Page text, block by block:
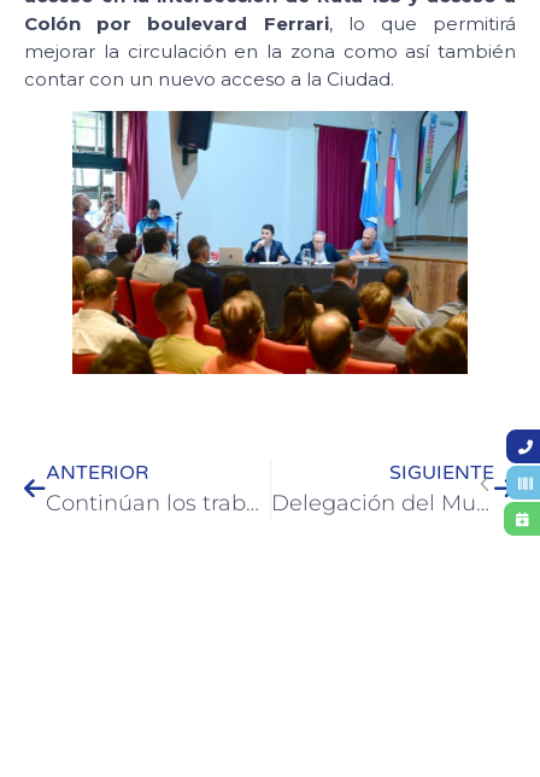
Colón por boulevard Ferrari, lo que permitirá
mejorar la circulación en la zona como así también
contar con un nuevo acceso a la Ciudad.
ANTERIOR
Continúan los trabajos de iluminación LED en la zona sur de la ciudad
SIGUIENTE
Delegación del Municipio de Colón y la Junta Departamental de Paysandú dialogaron sobre planta de e-combustible